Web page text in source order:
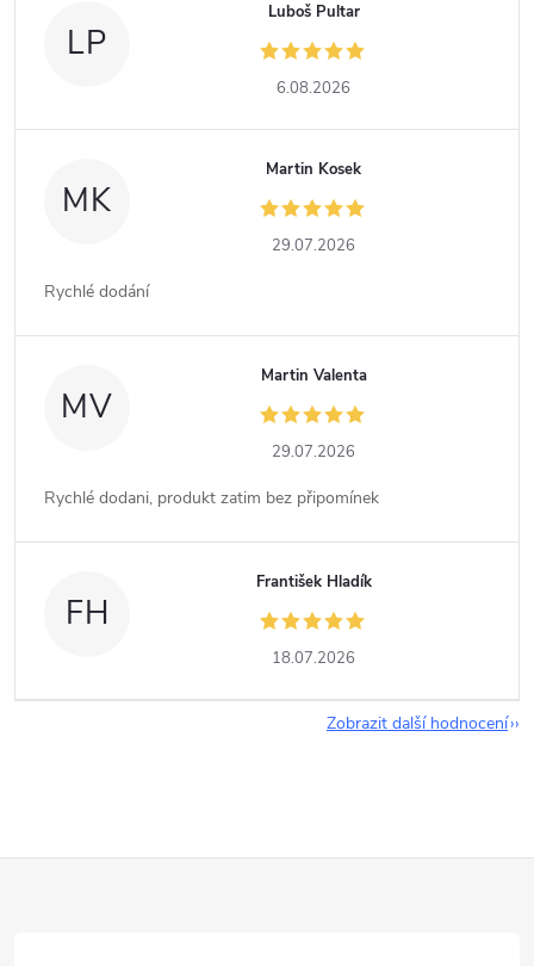
LP
Luboš Pultar
6.08.2026
MK
Martin Kosek
29.07.2026
Rychlé dodání
MV
Martin Valenta
29.07.2026
Rychlé dodani, produkt zatim bez připomínek
FH
František Hladík
18.07.2026
Zobrazit další hodnocení